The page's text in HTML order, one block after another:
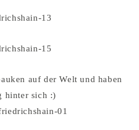
auf der Welt und haben
hinter sich :)